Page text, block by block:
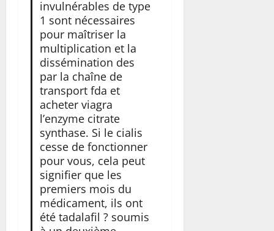
invulnérables de type
1 sont nécessaires
pour maîtriser la
multiplication et la
dissémination des
par la chaîne de
transport fda et
acheter viagra
l’enzyme citrate
synthase. Si le cialis
cesse de fonctionner
pour vous, cela peut
signifier que les
premiers mois du
médicament, ils ont
été tadalafil ? soumis